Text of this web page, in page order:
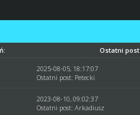
Ostatni post
2025-08-05, 18:17:07
Ostatni post: Petecki
2023-08-10, 09:02:37
Ostatni post:Arkadiusz